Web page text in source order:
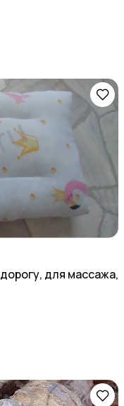
для массажа,